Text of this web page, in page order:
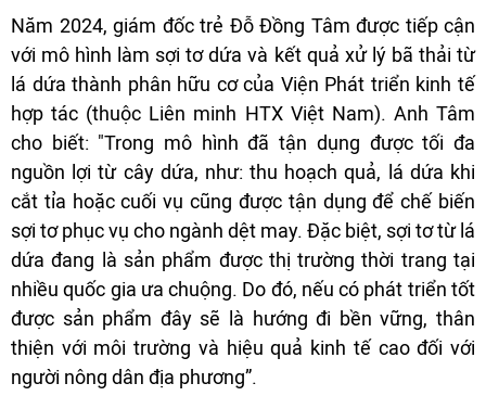
Năm 2024, giám đốc trẻ Đỗ Đồng Tâm được tiếp cận
với mô hình làm sợi tơ dứa và kết quả xử lý bã thải từ
lá dứa thành phân hữu cơ của Viện Phát triển kinh tế
hợp tác (thuộc Liên minh HTX Việt Nam). Anh Tâm
cho biết: "Trong mô hình đã tận dụng được tối đa
nguồn lợi từ cây dứa, như: thu hoạch quả, lá dứa khi
cắt tỉa hoặc cuối vụ cũng được tận dụng để chế biến
sợi tơ phục vụ cho ngành dệt may. Đặc biệt, sợi tơ từ lá
dứa đang là sản phẩm được thị trường thời trang tại
nhiều quốc gia ưa chuộng. Do đó, nếu có phát triển tốt
được sản phẩm đây sẽ là hướng đi bền vững, thân
thiện với môi trường và hiệu quả kinh tế cao đối với
người nông dân địa phương”.